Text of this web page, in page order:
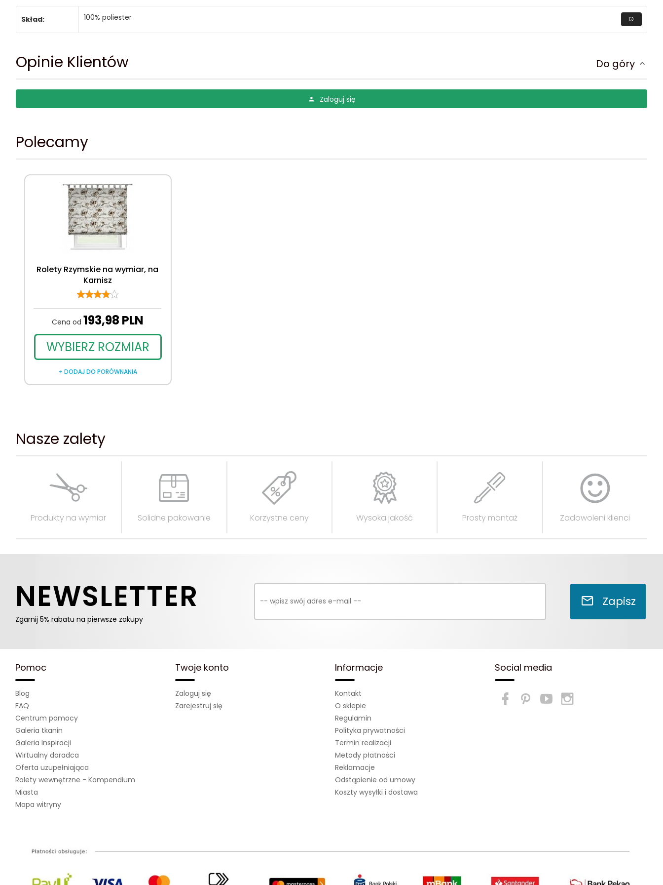
Skład: 100% poliester
Opinie Klientów Do góry
Zaloguj się
Polecamy
Rolety Rzymskie na wymiar, na
Karnisz
Cena od 193,98 PLN
WYBIERZ ROZMIAR
+ DODAJ DO PORÓWNANIA
Nasze zalety
Produkty na wymiar Solidne pakowanie Korzystne ceny Wysoka jakość Prosty montaż Zadowoleni klienci
NEWSLETTER
Zgarnij 5% rabatu na pierwsze zakupy
Zapisz
Pomoc
Blog
Mapa witryny
FAQ
Centrum pomocy
Galeria tkanin
Galeria Inspiracji
Wirtualny doradca
Oferta uzupełniająca
Rolety wewnętrzne - Kompendium
Miasta
Twoje konto
Zaloguj się
Zarejestruj się
Informacje
Kontakt
O sklepie
Regulamin
Polityka prywatności
Termin realizacji
Metody płatności
Reklamacje
Odstąpienie od umowy
Koszty wysyłki i dostawa
Social media